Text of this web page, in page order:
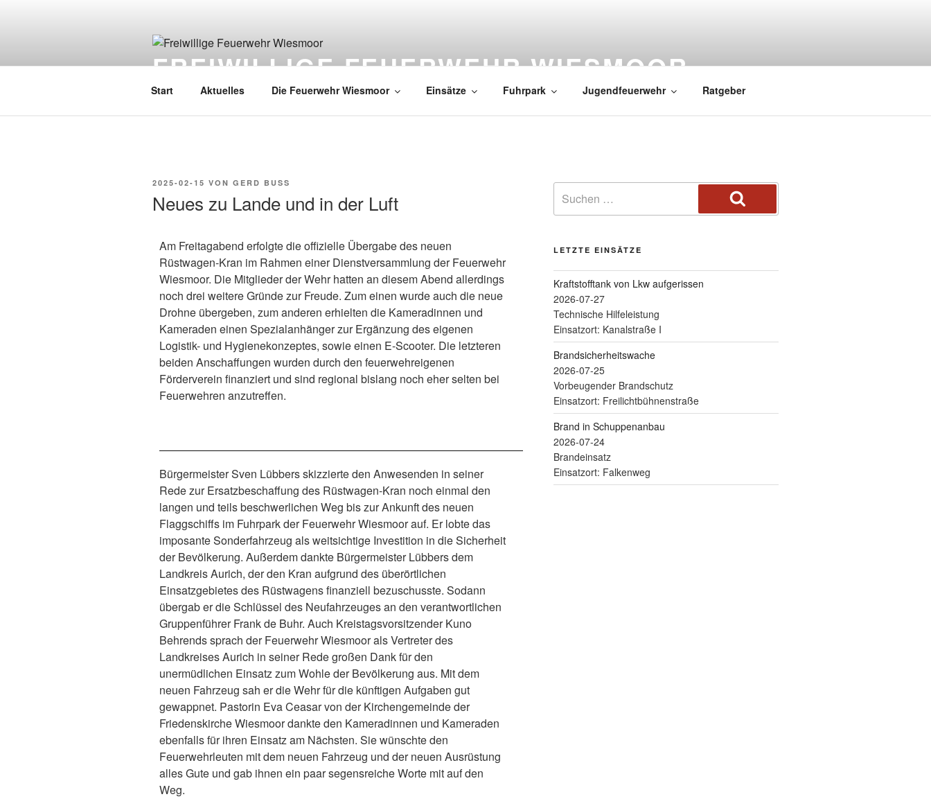
FREIWILLIGE FEUERWEHR WIESMOOR
Start Aktuelles Die Feuerwehr Wiesmoor Einsätze Fuhrpark Jugendfeuerwehr Ratgeber
2025-02-15 VON GERD BUSS
Neues zu Lande und in der Luft
Am Freitagabend erfolgte die offizielle Übergabe des neuen
Rüstwagen-Kran im Rahmen einer Dienstversammlung der Feuerwehr
Wiesmoor. Die Mitglieder der Wehr hatten an diesem Abend allerdings
noch drei weitere Gründe zur Freude. Zum einen wurde auch die neue
Drohne übergeben, zum anderen erhielten die Kameradinnen und
Kameraden einen Spezialanhänger zur Ergänzung des eigenen
Logistik- und Hygienekonzeptes, sowie einen E-Scooter. Die letzteren
beiden Anschaffungen wurden durch den feuerwehreigenen
Förderverein finanziert und sind regional bislang noch eher selten bei
Feuerwehren anzutreffen.
Bürgermeister Sven Lübbers skizzierte den Anwesenden in seiner
Rede zur Ersatzbeschaffung des Rüstwagen-Kran noch einmal den
langen und teils beschwerlichen Weg bis zur Ankunft des neuen
Flaggschiffs im Fuhrpark der Feuerwehr Wiesmoor auf. Er lobte das
imposante Sonderfahrzeug als weitsichtige Investition in die Sicherheit
der Bevölkerung. Außerdem dankte Bürgermeister Lübbers dem
Landkreis Aurich, der den Kran aufgrund des überörtlichen
Einsatzgebietes des Rüstwagens finanziell bezuschusste. Sodann
übergab er die Schlüssel des Neufahrzeuges an den verantwortlichen
Gruppenführer Frank de Buhr. Auch Kreistagsvorsitzender Kuno
Behrends sprach der Feuerwehr Wiesmoor als Vertreter des
Landkreises Aurich in seiner Rede großen Dank für den
unermüdlichen Einsatz zum Wohle der Bevölkerung aus. Mit dem
neuen Fahrzeug sah er die Wehr für die künftigen Aufgaben gut
gewappnet. Pastorin Eva Ceasar von der Kirchengemeinde der
Friedenskirche Wiesmoor dankte den Kameradinnen und Kameraden
ebenfalls für ihren Einsatz am Nächsten. Sie wünschte den
Feuerwehrleuten mit dem neuen Fahrzeug und der neuen Ausrüstung
alles Gute und gab ihnen ein paar segensreiche Worte mit auf den
Weg.
LETZTE EINSÄTZE
Kraftstofftank von Lkw aufgerissen
2026-07-27
Technische Hilfeleistung
Einsatzort: Kanalstraße I
Brandsicherheitswache
2026-07-25
Vorbeugender Brandschutz
Einsatzort: Freilichtbühnenstraße
Brand in Schuppenanbau
2026-07-24
Brandeinsatz
Einsatzort: Falkenweg